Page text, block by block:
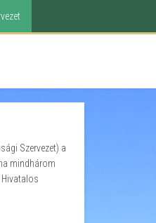
Szervezet) a
mindhárom